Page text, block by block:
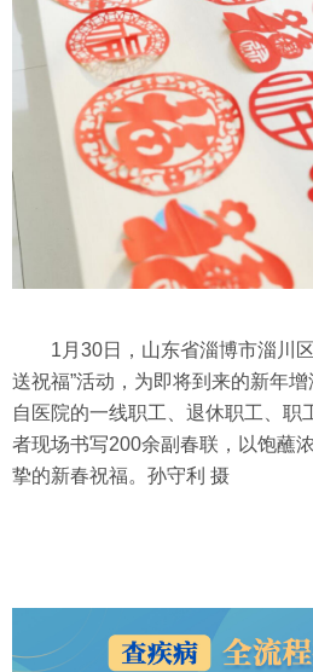
1月30日，山东省淄博市淄川
送祝福”活动，为即将到来的新年
自医院的一线职工、退休职工、职
者现场书写200余副春联，以饱蘸
挚的新春祝福。孙守利 摄